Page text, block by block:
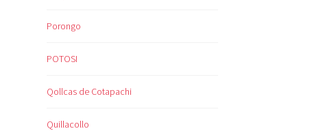
Porongo
POTOSI
Qollcas de Cotapachi
Quillacollo